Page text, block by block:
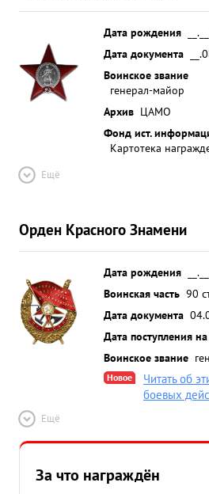
Дата рождения
Дата документа
Воинское звание
генерал-майор
Архив ЦАМО
Фонд ист.
Картотека
Ещё
Орден Красного Знамени
Дата рождения
Воинская часть 90
Дата документа
Дата поступления
Воинское звание
Новое
Читать об
боевых
Ещё
За что награждён